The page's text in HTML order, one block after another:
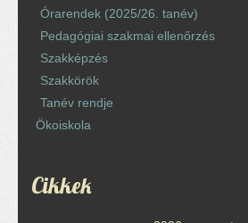
Órarendek (2025/26. tanév)
Pedagógiai szakmai ellenőrzés
Szakképzés
Szakkörök
Tanév rendje
Ökoiskola
Cikkek